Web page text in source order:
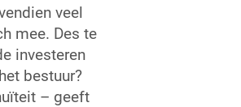
veel
mee. Des te
investeren
bestuur?
– geeft